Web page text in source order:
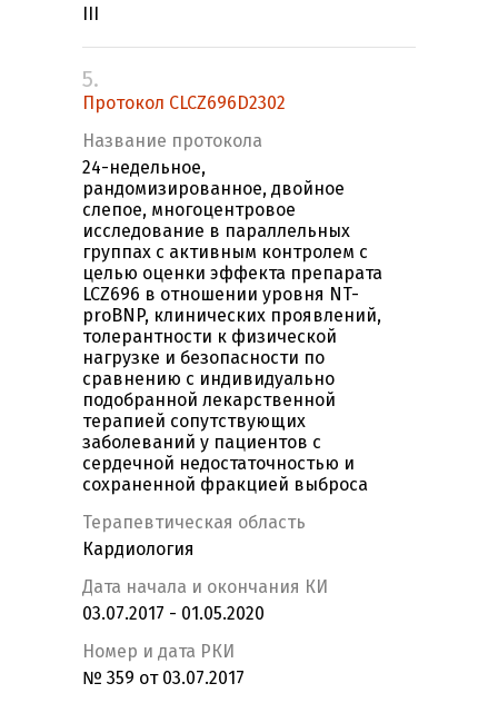
5.
Протокол CLCZ696D2302
Название протокола
24-недельное,
рандомизированное, двойное
слепое, многоцентровое
исследование в параллельных
группах с активным контролем с
целью оценки эффекта препарата
LCZ696 в отношении уровня NT-
proBNP, клинических проявлений,
толерантности к физической
нагрузке и безопасности по
сравнению с индивидуально
подобранной лекарственной
терапией сопутствующих
заболеваний у пациентов с
сердечной недостаточностью и
сохраненной фракцией выброса
Терапевтическая область
Кардиология
Дата начала и окончания КИ
03.07.2017 - 01.05.2020
Номер и дата РКИ
№ 359 от 03.07.2017